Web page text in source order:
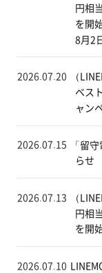
円相
を開
8月2
2026.07.20
（
ベス
ャン
2026.07.15
「留
らせ
2026.07.13
（
円相
を開
2026.07.10